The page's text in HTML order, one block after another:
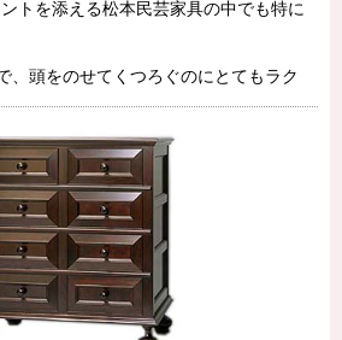
トを添える松本民芸家具の中でも特に
、頭をのせてくつろぐのにとてもラク